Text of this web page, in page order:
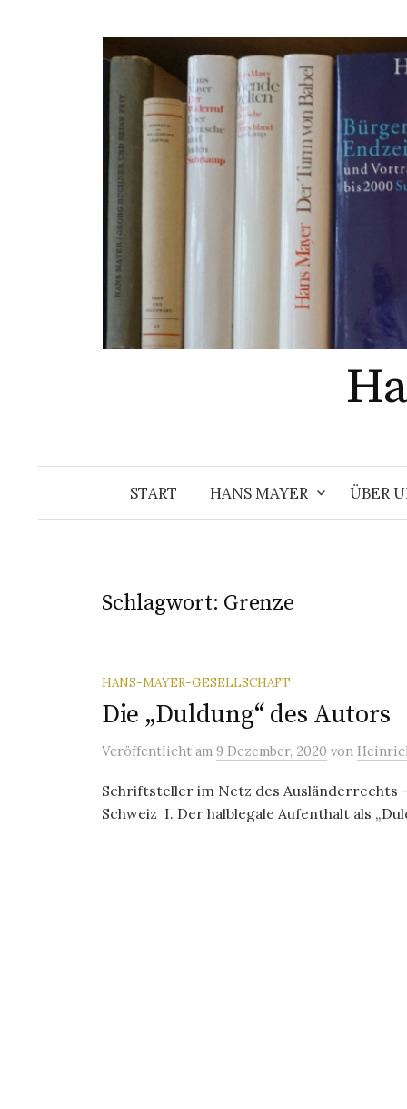
START HANS MAYER ÜBER
Schlagwort: Grenze
HANS-MAYER-GESELLSCHAFT
Die „Duldung“ des Autors
Veröffentlicht am 9 Dezember, 2020 von
Schriftsteller im Netz des Ausländerrechts
Schweiz I. Der halblegale Aufenthalt als